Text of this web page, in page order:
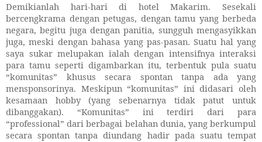
Demikianlah hari-hari di hotel Makarim. Sesekali
bercengkrama dengan petugas, dengan tamu yang berbeda
negara, begitu juga dengan panitia, sungguh mengasyikkan
juga, meski dengan bahasa yang pas-pasan. Suatu hal yang
saya sukar melupakan ialah dengan intensifnya interaksi
para tamu seperti digambarkan itu, terbentuk pula suatu
“komunitas” khusus secara spontan tanpa ada yang
mensponsorinya. Meskipun “komunitas” ini didasari oleh
kesamaan hobby (yang sebenarnya tidak patut untuk
dibanggakan). “Komunitas” ini terdiri dari para
“professional” dari berbagai belahan dunia, yang berkumpul
secara spontan tanpa diundang hadir pada suatu tempat